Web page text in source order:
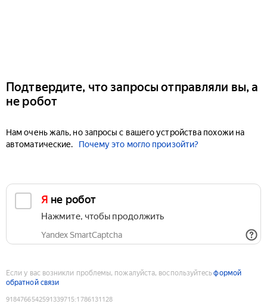
Подтвердите, что запросы отправляли вы, а
не робот
Нам очень жаль, но запросы с вашего устройства похожи на
автоматические.
Почему это могло произойти?
Я не робот
Нажмите, чтобы продолжить
Yandex SmartCaptcha
Если у вас возникли проблемы, пожалуйста, воспользуйтесьформой
обратной связи
9184766542591339715:1786131128